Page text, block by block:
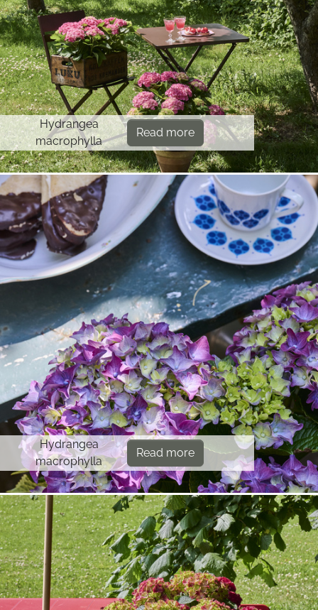
Hydrangea
macrophylla
Read more
Hydrangea
macrophylla
Read more